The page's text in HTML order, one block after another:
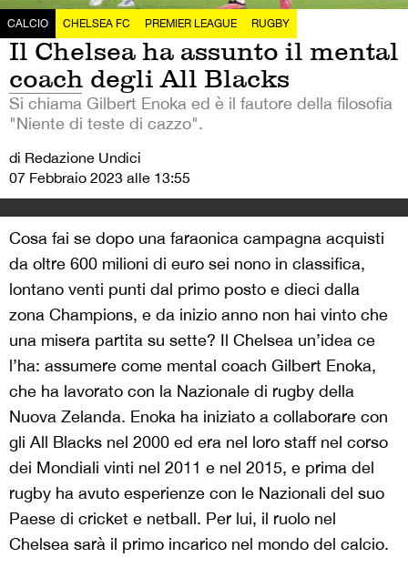
CALCIO CHELSEA FC PREMIER LEAGUE RUGBY
Il Chelsea ha assunto il mental
coach degli All Blacks
Si chiama Gilbert Enoka ed è il fautore della filosofia
"Niente di teste di cazzo".
di Redazione Undici
07 Febbraio 2023 alle 13:55
Cosa fai se dopo una faraonica campagna acquisti
da oltre 600 milioni di euro sei nono in classifica,
lontano venti punti dal primo posto e dieci dalla
zona Champions, e da inizio anno non hai vinto che
una misera partita su sette? Il Chelsea un’idea ce
l’ha: assumere come mental coach Gilbert Enoka,
che ha lavorato con la Nazionale di rugby della
Nuova Zelanda. Enoka ha iniziato a collaborare con
gli All Blacks nel 2000 ed era nel loro staff nel corso
dei Mondiali vinti nel 2011 e nel 2015, e prima del
rugby ha avuto esperienze con le Nazionali del suo
Paese di cricket e netball. Per lui, il ruolo nel
Chelsea sarà il primo incarico nel mondo del calcio.